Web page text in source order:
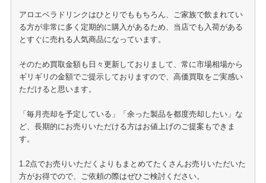
アロエベラドリンクはひとりでももちろん、ご家族で飲まれてい
る方が非常に多く定期的に購入があるため、当店でも入荷がある
とすぐに売れる人気商品になっています。
そのため買取金額も日々更新しておりまして、常に市場相場から
ギリギリの金額でご提示しておりますので、高価買取をご実感い
ただけると思います。
「毎月売却を予定している」「余った製品を都度売却したい」な
ど、長期的にお売りいただける方はお値上げのご提案もできま
す。
1.2点でお売りいただくよりもまとめてたくさんお売りいただいた
方がお得でので、ご依頼の際はぜひご検討ください。